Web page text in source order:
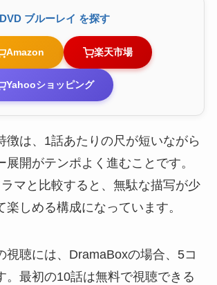
ブルーレイ を探す
Amazon 楽天市場
Yahooショッピング
徴は、1話あたりの尺が短いながら
展開がテンポよく進むことです。
マと比較すると、無駄な描写が少
楽しめる構成になっています。
視聴には、DramaBoxの場合、5コ
。最初の10話は無料で視聴できる